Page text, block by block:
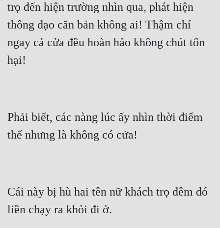
trọ đến hiện trường nhìn qua, phát hiện
thông đạo căn bản không ai! Thậm chí
ngay cả cửa đều hoàn hảo không chút tổn
hại!
Phải biết, các nàng lúc ấy nhìn thời điểm
thế nhưng là không có cửa!
Cái này bị hù hai tên nữ khách trọ đêm đó
liền chạy ra khỏi đi ở.